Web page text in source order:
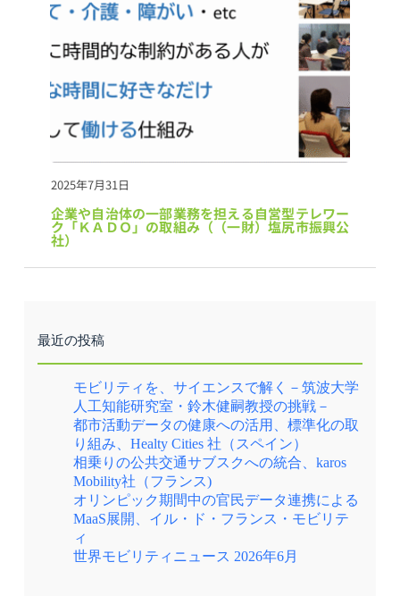
2025年7月31日
企業や自治体の一部業務を担える自営型テレワー
ク「ＫＡＤＯ」の取組み（（一財）塩尻市振興公
社）
最近の投稿
モビリティを、サイエンスで解く－筑波大学
人工知能研究室・鈴木健嗣教授の挑戦－
都市活動データの健康への活用、標準化の取
り組み、Healty Cities 社（スペイン）
相乗りの公共交通サブスクへの統合、karos
Mobility社（フランス)
オリンピック期間中の官民データ連携による
MaaS展開、イル・ド・フランス・モビリテ
ィ
世界モビリティニュース 2026年6月